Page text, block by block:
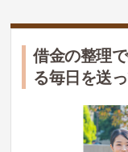
借金の整理
る毎日を送